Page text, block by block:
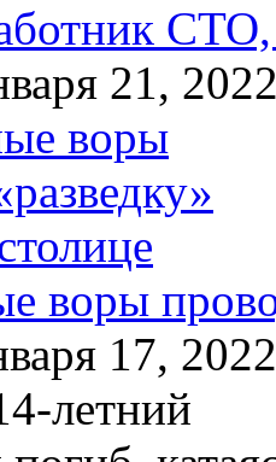
21,
воры
17, 2022